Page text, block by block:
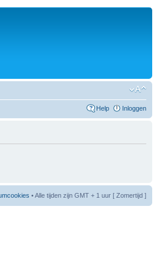
Help Inloggen
• Alle tijden zijn GMT + 1 uur [ Zomertijd ]